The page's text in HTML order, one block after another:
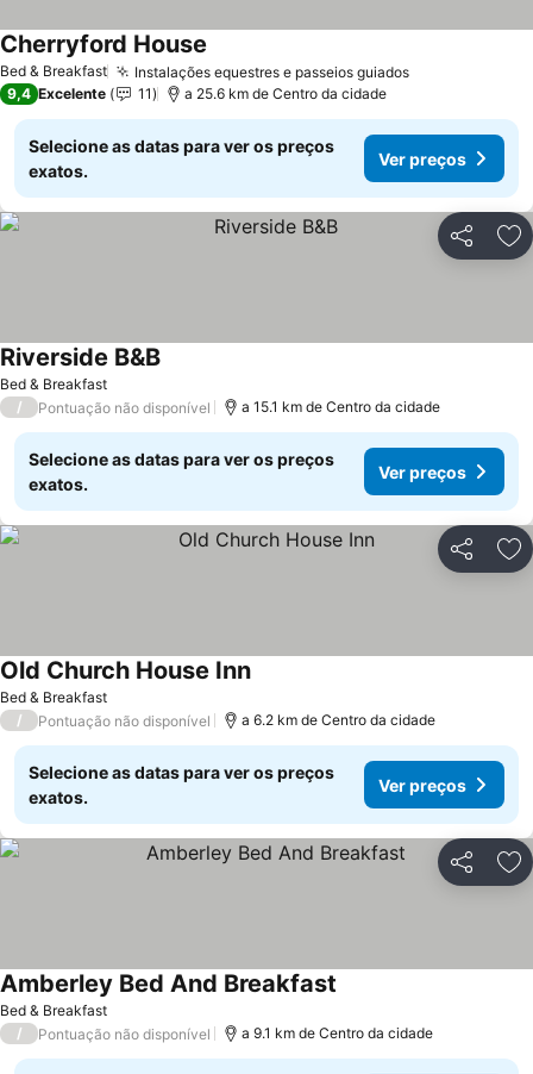
Bed & Breakfast Instalações equestres e passeios guiados
Cherryford House
9,4 Excelente 11 a 25.6 km de Centro da cidade
Selecione as datas para ver os preços
exatos.
Ver preços
Partilhar
Bed & Breakfast
Riverside B&B
/ Pontuação não disponível a 15.1 km de Centro da cidade
Selecione as datas para ver os preços
exatos.
Ver preços
Partilhar
Bed & Breakfast
Old Church House Inn
/ Pontuação não disponível a 6.2 km de Centro da cidade
Selecione as datas para ver os preços
exatos.
Ver preços
Partilhar
Bed & Breakfast
Amberley Bed And Breakfast
/ Pontuação não disponível a 9.1 km de Centro da cidade